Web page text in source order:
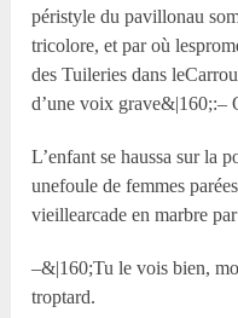
péristyle du pavillonau
tricolore, et par où
des Tuileries dans
d’une voix grave&|160;:–
L’enfant se haussa sur la
unefoule de femmes
vieillearcade en marbre
–&|160;Tu le vois bien,
troptard.